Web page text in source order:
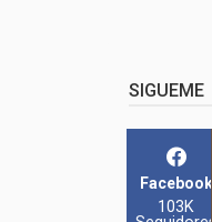
SIGUEME
Facebook
103K